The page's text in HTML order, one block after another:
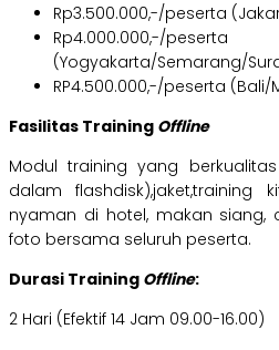
Rp3.500.000,-/peserta
Rp4.000.000,-/peserta
(Yogyakarta/Semarang/
RP4.500.000,-/peserta
Fasilitas Training Offline
Modul training yang
dalam
nyaman di hotel, makan siang,
foto bersama seluruh peserta.
Durasi Training Offline:
2 Hari (Efektif 14 Jam 09.00-16.00)